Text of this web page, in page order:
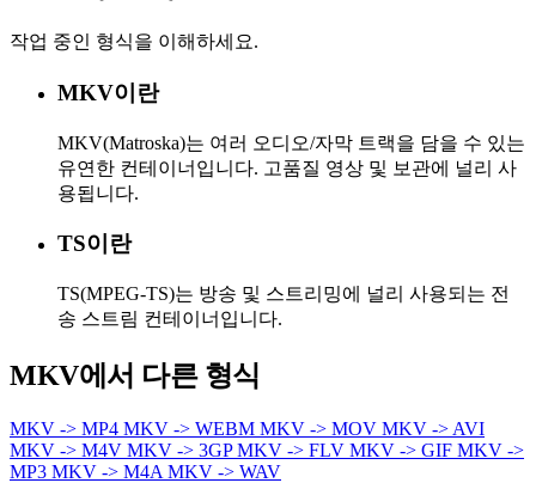
작업 중인 형식을 이해하세요.
MKV이란
MKV(Matroska)는 여러 오디오/자막 트랙을 담을 수 있는
유연한 컨테이너입니다. 고품질 영상 및 보관에 널리 사
용됩니다.
TS이란
TS(MPEG-TS)는 방송 및 스트리밍에 널리 사용되는 전
송 스트림 컨테이너입니다.
MKV에서 다른 형식
MKV -> MP4 MKV -> WEBM MKV -> MOV MKV -> AVI
MKV -> M4V MKV -> 3GPMKV -> FLV MKV -> GIF MKV ->
MP3 MKV -> M4A MKV -> WAV